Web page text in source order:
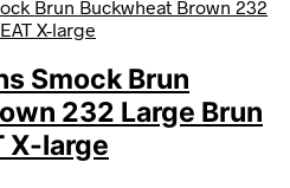
Smock Brun
232 Large Brun
X-large